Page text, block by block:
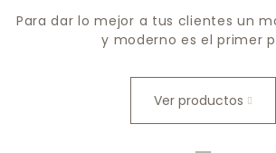
Para dar lo mejor a tus clientes un
y moderno es el primer
Ver productos